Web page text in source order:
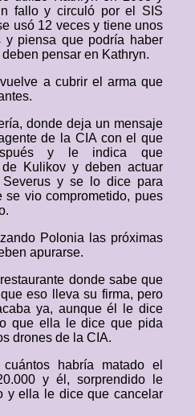
fallo y circuló por el SIS
usó 12 veces y tiene unos
y piensa que podría haber
pensar en Kathryn.
a cubrir el arma que
donde deja un mensaje
de la CIA con el que
y le indica que
Kulikov y deben actuar
y se lo dice para
vio comprometido, pues
Polonia las próximas
apurarse.
donde sabe que
eso lleva su firma, pero
ya, aunque él le dice
que ella le dice que pida
drones de la CIA.
habría matado el
y él, sorprendido le
y ella le dice que cancelar